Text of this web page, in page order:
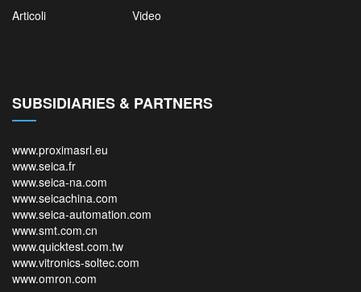
Articoli Video
SUBSIDIARIES & PARTNERS
www.proximasrl.eu
www.seica.fr
www.seica-na.com
www.seicachina.com
www.seica-automation.com
www.smt.com.cn
www.quicktest.com.tw
www.vitronics-soltec.com
www.omron.com